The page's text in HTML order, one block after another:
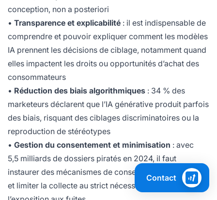
conception, non a posteriori
• Transparence et explicabilité : il est indispensable de
comprendre et pouvoir expliquer comment les modèles
IA prennent les décisions de ciblage, notamment quand
elles impactent les droits ou opportunités d’achat des
consommateurs
• Réduction des biais algorithmiques : 34 % des
marketeurs déclarent que l’IA générative produit parfois
des biais, risquant des ciblages discriminatoires ou la
reproduction de stéréotypes
• Gestion du consentement et minimisation : avec
5,5 milliards de dossiers piratés en 2024, il faut
instaurer des mécanismes de consentement granulaire
et limiter la collecte au strict nécessaire, réduisant ainsi
Contact